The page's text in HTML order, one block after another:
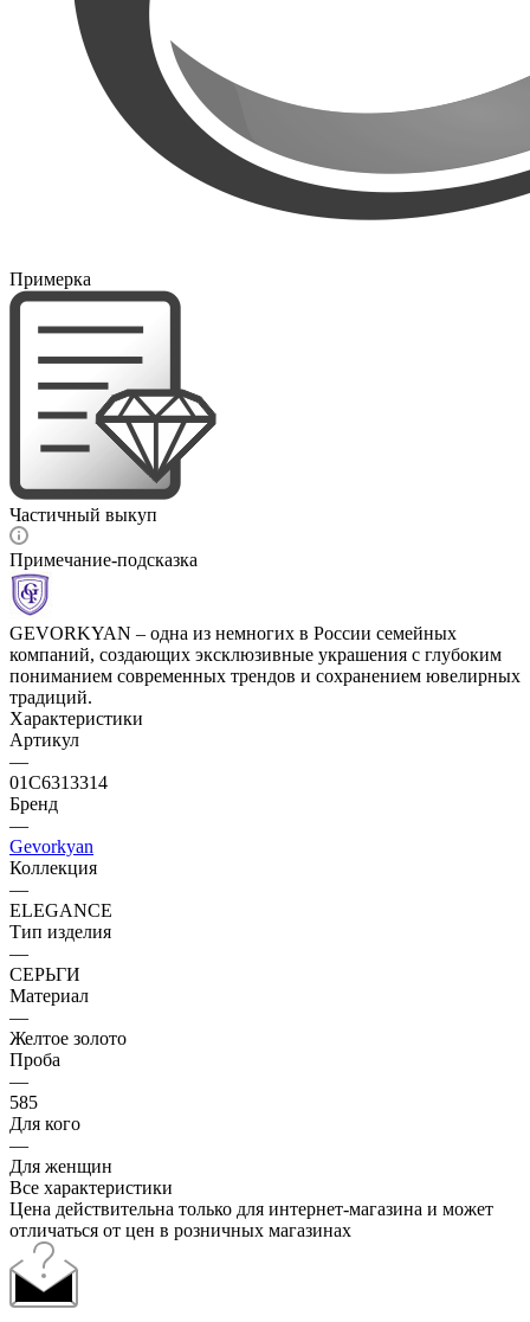
Примерка
Частичный выкуп
Примечание-подсказка
GEVORKYAN – одна из немногих в России семейных
компаний, создающих эксклюзивные украшения с глубоким
пониманием современных трендов и сохранением ювелирных
традиций.
Характеристики
Артикул
—
01С6313314
Бренд
—
Gevorkyan
Коллекция
—
ELEGANCE
Тип изделия
—
СЕРЬГИ
Материал
—
Желтое золото
Проба
—
585
Для кого
—
Для женщин
Все характеристики
Цена действительна только для интернет-магазина и может
отличаться от цен в розничных магазинах